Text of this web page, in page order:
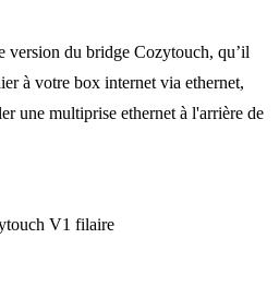
version du bridge Cozytouch, qu’il
à votre box internet via ethernet,
une multiprise ethernet à l'arrière de